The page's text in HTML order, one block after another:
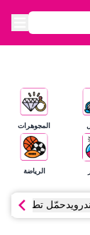
المجوهرات
الرياضة
حمّل تطبيق آي